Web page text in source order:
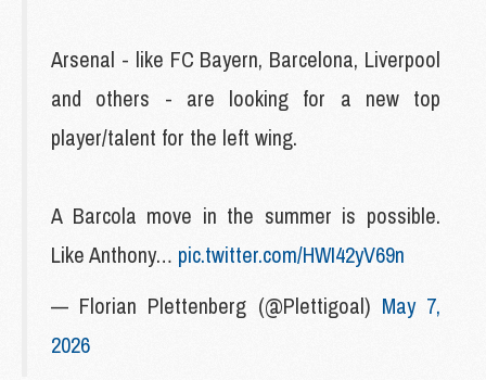
Arsenal - like FC Bayern, Barcelona, Liverpool
and others - are looking for a new top
player/talent for the left wing.
A Barcola move in the summer is possible.
Like Anthony… pic.twitter.com/HWI42yV69n
— Florian Plettenberg (@Plettigoal) May 7,
2026